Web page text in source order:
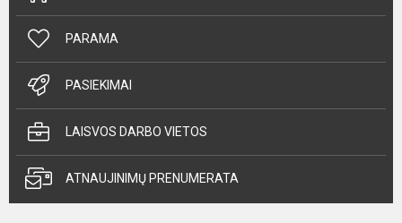
PARAMA
PASIEKIMAI
LAISVOS DARBO VIETOS
ATNAUJINIMŲ PRENUMERATA